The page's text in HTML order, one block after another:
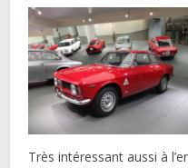
Très intéressant aussi à